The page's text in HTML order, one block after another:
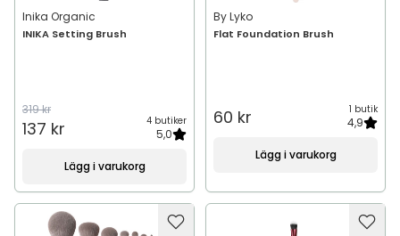
Inika Organic
INIKA Setting Brush
319 kr
137 kr 4 butiker
5,0
Lägg i varukorg
By Lyko
Flat Foundation Brush
60 kr 1 butik
4,9
Lägg i varukorg